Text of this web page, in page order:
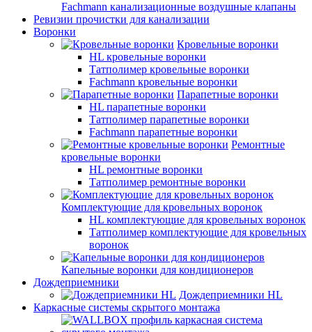
Fachmann канализационные воздушные клапаны
Ревизии прочистки для канализации
Воронки
Кровельные воронки
HL кровельные воронки
Татполимер кровельные воронки
Fachmann кровельные воронки
Парапетные воронки
HL парапетные воронки
Татполимер парапетные воронки
Fachmann парапетные воронки
Ремонтные
кровельные воронки
HL ремонтные воронки
Татполимер ремонтные воронки
Комплектующие для кровельных воронок
HL комплектующие для кровельных воронок
Татполимер комплектующие для кровельных
воронок
Капельные воронки для кондиционеров
Дождеприемники
Дождеприемники HL
Каркасные системы скрытого монтажа